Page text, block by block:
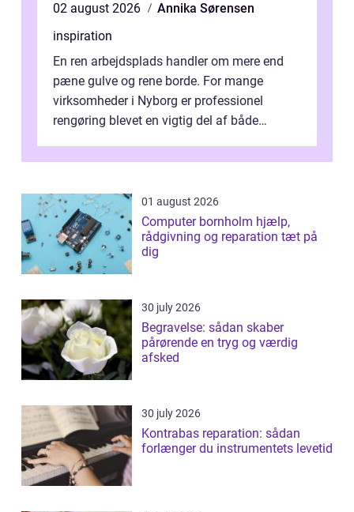
02 august 2026
Annika Sørensen
inspiration
En ren arbejdsplads handler om mere end
pæne gulve og rene borde. For mange
virksomheder i Nyborg er professionel
rengøring blevet en vigtig del af både
samlede ...
01 august 2026
Computer bornholm hjælp,
rådgivning og reparation tæt på
dig
30 july 2026
Begravelse: sådan skaber
pårørende en tryg og værdig
afsked
30 july 2026
Kontrabas reparation: sådan
forlænger du instrumentets levetid